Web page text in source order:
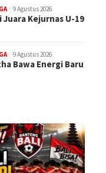
9 Agustus 2026
Juara Kejurnas U-19
9 Agustus 2026
Bawa Energi Baru